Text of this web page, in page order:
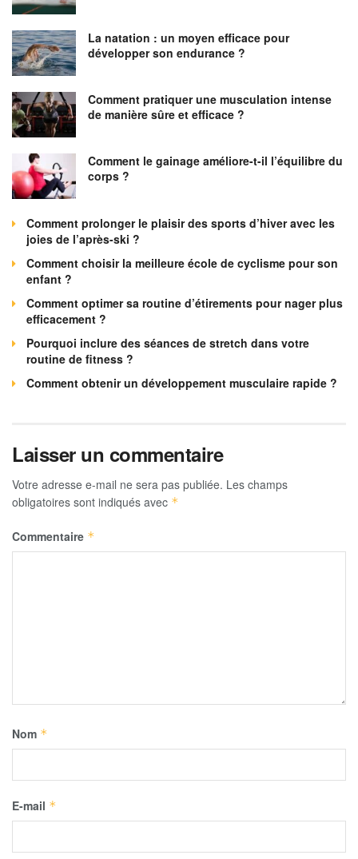
La natation : un moyen efficace pour
développer son endurance ?
Comment pratiquer une musculation intense
de manière sûre et efficace ?
Comment le gainage améliore-t-il l’équilibre du
corps ?
Comment prolonger le plaisir des sports d’hiver avec les
joies de l’après-ski ?
Comment choisir la meilleure école de cyclisme pour son
enfant ?
Comment optimer sa routine d’étirements pour nager plus
efficacement ?
Pourquoi inclure des séances de stretch dans votre
routine de fitness ?
Comment obtenir un développement musculaire rapide ?
Laisser un commentaire
Votre adresse e-mail ne sera pas publiée. Les champs
obligatoires sont indiqués avec *
Commentaire *
Nom *
E-mail *